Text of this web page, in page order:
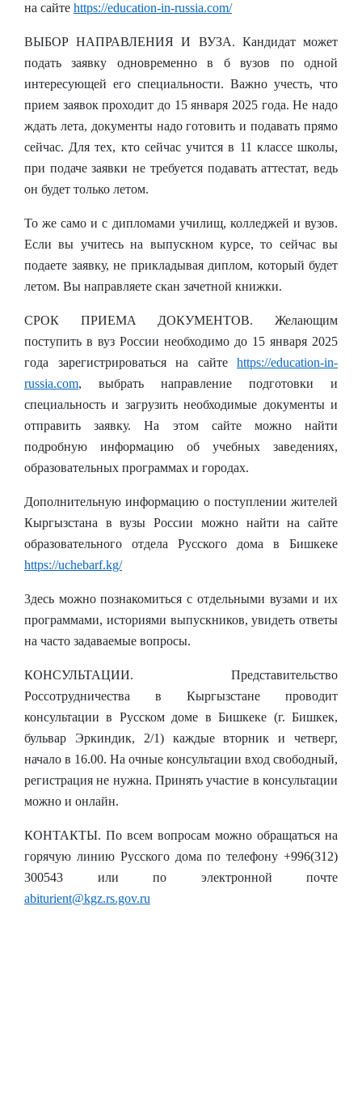
на сайте https://education-in-russia.com/
ВЫБОР НАПРАВЛЕНИЯ И ВУЗА. Кандидат может
подать заявку одновременно в б вузов по одной
интересующей его специальности. Важно учесть, что
прием заявок проходит до 15 января 2025 года. Не надо
ждать лета, документы надо готовить и подавать прямо
сейчас. Для тех, кто сейчас учится в 11 классе школы,
при подаче заявки не требуется подавать аттестат, ведь
он будет только летом.
То же само и с дипломами училищ, колледжей и вузов.
Если вы учитесь на выпускном курсе, то сейчас вы
подаете заявку, не прикладывая диплом, который будет
летом. Вы направляете скан зачетной книжки.
СРОК ПРИЕМА ДОКУМЕНТОВ. Желающим
поступить в вуз России необходимо до 15 января 2025
года зарегистрироваться на сайте https://education-in-
russia.com, выбрать направление подготовки и
специальность и загрузить необходимые документы и
отправить заявку. На этом сайте можно найти
подробную информацию об учебных заведениях,
образовательных программах и городах.
Дополнительную информацию о поступлении жителей
Кыргызстана в вузы России можно найти на сайте
образовательного отдела Русского дома в Бишкеке
https://uchebarf.kg/
3десь можнопознакомиться с отдельными вузами и их
программами, историями выпускников, увидеть ответы
на часто задаваемые вопросы.
КОНСУЛЬТАЦИИ.
Представительство
Россотрудничества в Кыргызстане проводит
консультации в Русском доме в Бишкеке (г. Бишкек,
бульвар Эркиндик, 2/1) каждые вторник и четверг,
начало в 16.00. На очные консультации вход свободный,
регистрация не нужна. Принять участие в консультации
можно и онлайн.
КОНТАКТЫ. По всем вопросам можно обращаться на
горячую линию Русского дома по телефону +996(312)
300543 или по электронной почте
abiturient@kgz.rs.gov.ru